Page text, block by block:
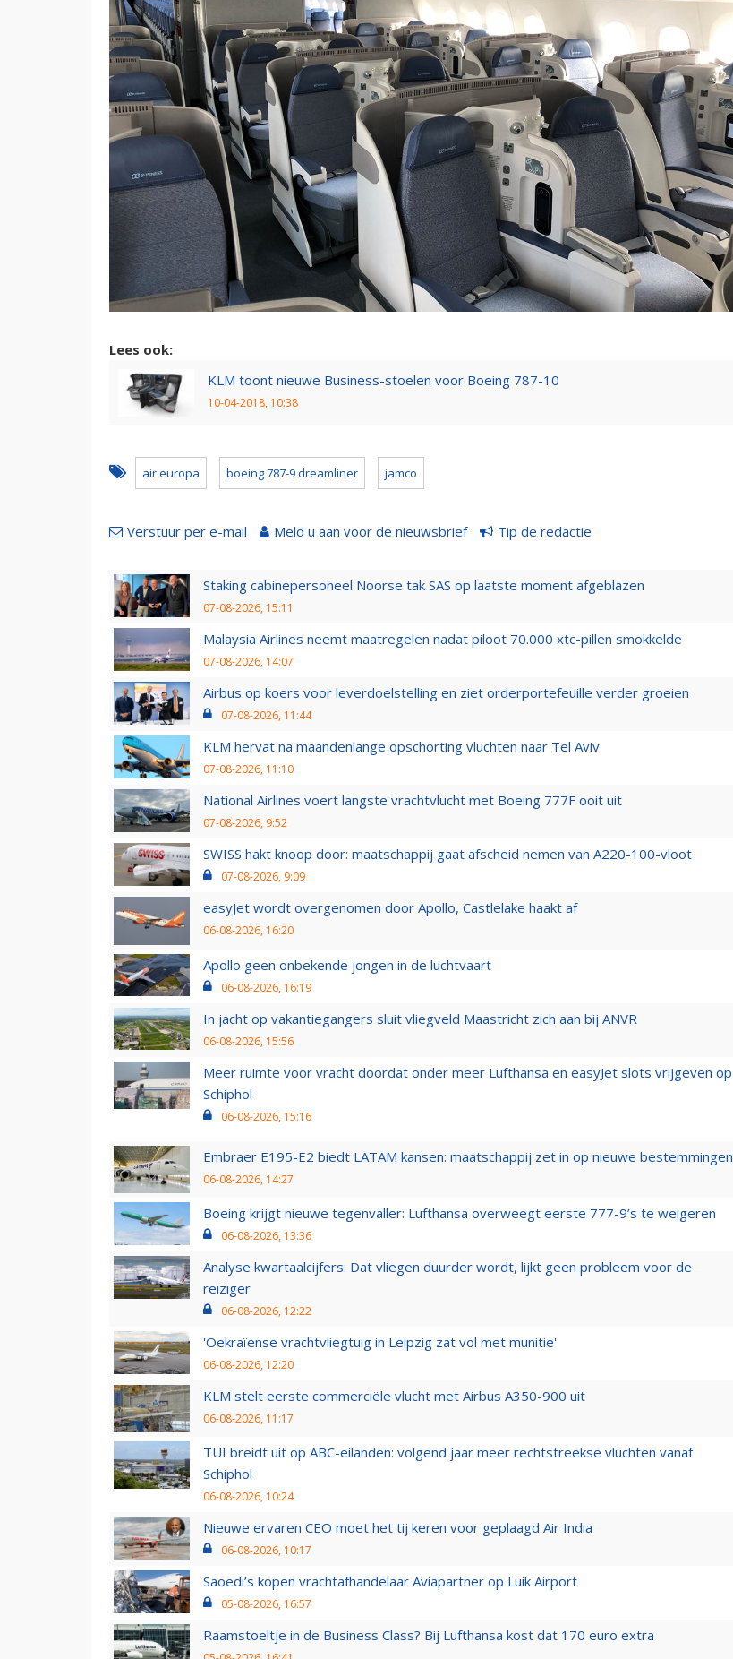
Lees ook:
KLM toont nieuwe Business-stoelen voor Boeing 787-10
10-04-2018, 10:38
air europa boeing 787-9 dreamliner jamco
Verstuur per e-mail Meld u aan voor de nieuwsbrief Tip de redactie
Staking cabinepersoneel Noorse tak SAS op laatste moment afgeblazen
07-08-2026, 15:11
Malaysia Airlines neemt maatregelen nadat piloot 70.000 xtc-pillen smokkelde
07-08-2026, 14:07
Airbus op koers voor leverdoelstelling en ziet orderportefeuille verder groeien
07-08-2026, 11:44
KLM hervat na maandenlange opschorting vluchten naar Tel Aviv
07-08-2026, 11:10
National Airlines voert langste vrachtvlucht met Boeing 777F ooit uit
07-08-2026, 9:52
SWISS hakt knoop door: maatschappij gaat afscheid nemen van A220-100-vloot
07-08-2026, 9:09
easyJet wordt overgenomen door Apollo, Castlelake haakt af
06-08-2026, 16:20
Apollo geen onbekende jongen in de luchtvaart
06-08-2026, 16:19
In jacht op vakantiegangers sluit vliegveld Maastricht zich aan bij ANVR
06-08-2026, 15:56
Meer ruimte voor vracht doordat onder meer Lufthansa en easyJet slots vrijgeven op
Schiphol
06-08-2026, 15:16
Embraer E195-E2 biedt LATAM kansen: maatschappij zet in op nieuwe bestemmingen
06-08-2026, 14:27
Boeing krijgt nieuwe tegenvaller: Lufthansa overweegt eerste 777-9’s te weigeren
06-08-2026, 13:36
Analyse kwartaalcijfers: Dat vliegen duurder wordt, lijkt geen probleem voor de
reiziger
06-08-2026, 12:22
'Oekraïense vrachtvliegtuig in Leipzig zat vol met munitie'
06-08-2026, 12:20
KLM stelt eerste commerciële vlucht met Airbus A350-900 uit
06-08-2026, 11:17
TUI breidt uit op ABC-eilanden: volgend jaar meer rechtstreekse vluchten vanaf
Schiphol
06-08-2026, 10:24
Nieuwe ervaren CEO moet het tij keren voor geplaagd Air India
06-08-2026, 10:17
Saoedi’s kopen vrachtafhandelaar Aviapartner op Luik Airport
05-08-2026, 16:57
Raamstoeltje in de Business Class? Bij Lufthansa kost dat 170 euro extra